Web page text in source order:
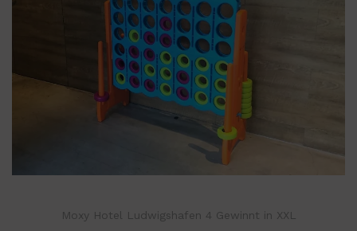
Moxy Hotel Ludwigshafen 4 Gewinnt in XXL